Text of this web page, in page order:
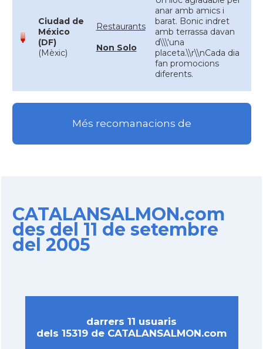
Ciudad de
México
(DF)
(Mèxic)
Restaurants
Non Solo
anar amb amics i
barat. Bonic indret
amb terrassa davan
d\\\'una
placeta.\\r\\nCada dia
fan promocions
diferents.
Més recomanacions de
CATALANSALMON.com
des del 11 de setembre
del 2005
darrers 11 usuaris
dels 15319 de CATALANSALMON.com